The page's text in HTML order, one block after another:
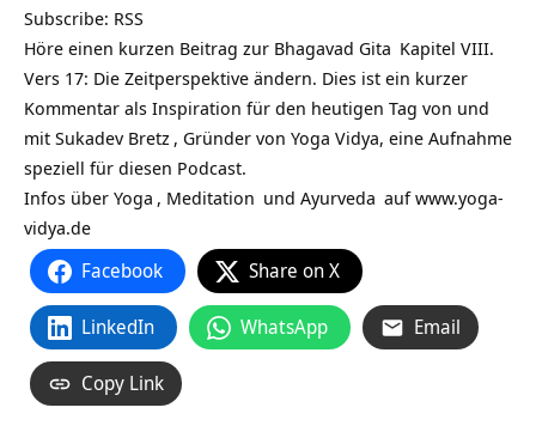
Subscribe: RSS
Höre einen kurzen Beitrag zur Bhagavad Gita Kapitel VIII.
Vers 17: Die Zeitperspektive ändern. Dies ist ein kurzer
Kommentar als Inspiration für den heutigen Tag von und
mit Sukadev Bretz , Gründer von Yoga Vidya, eine Aufnahme
speziell für diesen Podcast.
Infos über Yoga , Meditation und Ayurveda aufwww.yoga-
vidya.de
Facebook Share on X
LinkedIn WhatsApp Email
Copy Link